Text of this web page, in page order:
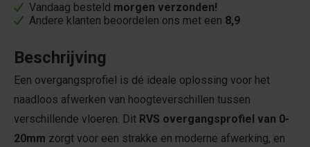
Vandaag besteld morgen verzonden!
Andere klanten beoordelen ons met een 8,9
Beschrijving
Een overgangsprofiel is dé ideale oplossing voor het
naadloos afwerken van hoogteverschillen tussen
verschillende vloeren. Dit RVS overgangsprofiel van 0-
20mm zorgt voor een strakke en moderne afwerking, en